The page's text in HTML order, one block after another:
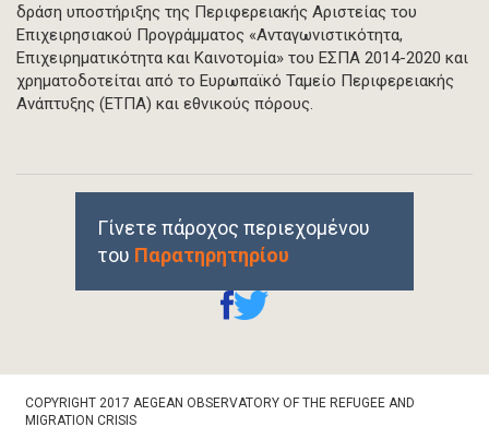
δράση υποστήριξης της Περιφερειακής Αριστείας του
Επιχειρησιακού Προγράμματος «Ανταγωνιστικότητα,
Επιχειρηματικότητα και Καινοτομία» του ΕΣΠΑ 2014-2020 και
χρηματοδοτείται από το Ευρωπαϊκό Ταμείο Περιφερειακής
Ανάπτυξης (ΕΤΠΑ) και εθνικούς πόρους.
Γίνετε πάροχος περιεχομένου
του Παρατηρητηρίου
Bottom
COPYRIGHT 2017 AEGEAN OBSERVATORY OF THE REFUGEE AND
MIGRATION CRISIS